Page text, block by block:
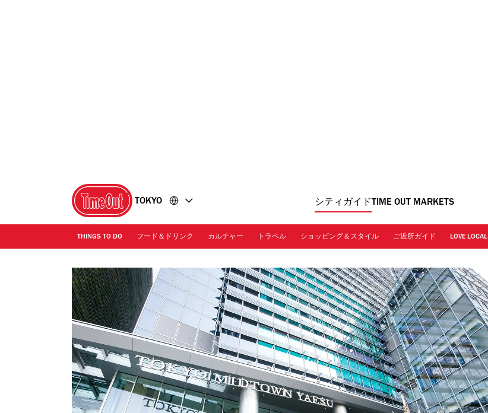
TOKYO シティガイド TIME OUT MARKETS
THINGS TO DO フード＆ドリンク カルチャー トラベル ショッピング＆スタイル ご近所ガイド LOVE LOCAL